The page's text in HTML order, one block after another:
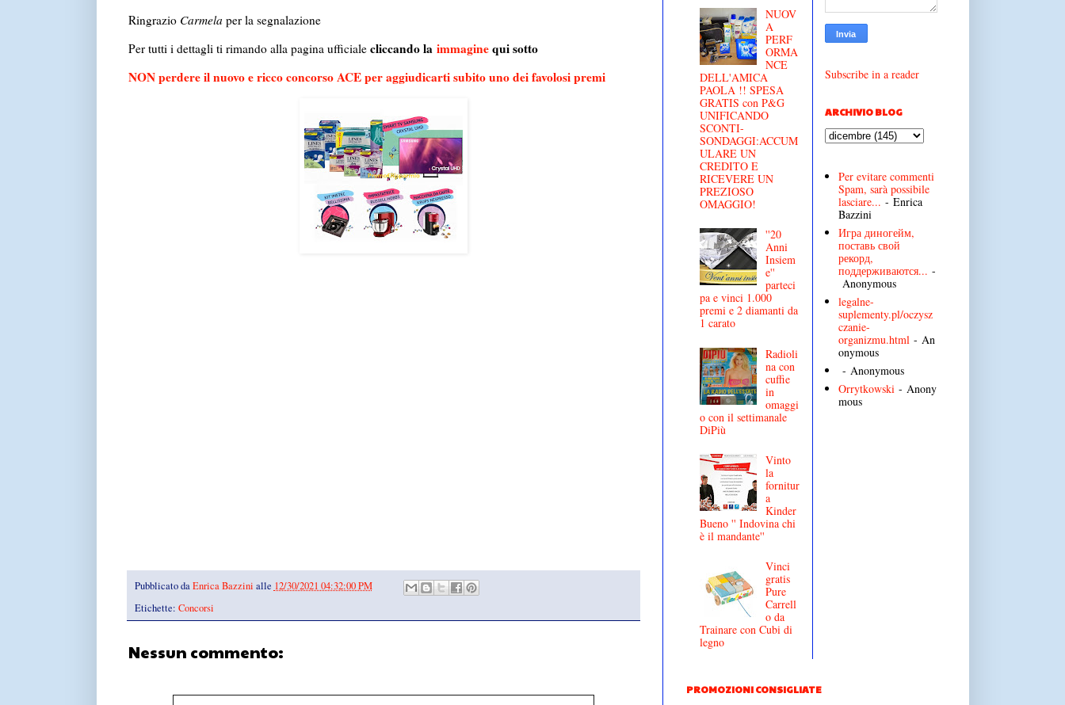
Ringrazio Carmela per la segnalazione
Per tutti i dettagli ti rimando alla pagina ufficiale cliccando la immaginequi sotto
NON perdere il nuovo e ricco concorso ACE per aggiudicarti subito uno dei favolosi premi
Pubblicato daEnrica Bazzini alle 12/30/2021 04:32:00 PM
Etichette: Concorsi
Nessun commento:
NUOV
A
PERF
ORMA
NCE
DELL'AMICA
PAOLA !! SPESA
GRATIS con P&G
UNIFICANDO
SCONTI-
SONDAGGI:ACCUM
ULARE UN
CREDITO E
RICEVERE UN
PREZIOSO
OMAGGIO!
''20
Anni
Insiem
e''
parteci
pa e vinci 1.000
premi e 2 diamanti da
1 carato
Radioli
na con
cuffie
in
omaggi
o con il settimanale
DiPiù
Vinto
la
fornitur
a
Kinder
Bueno '' Indovina chi
è il mandante''
Vinci
gratis
Pure
Carrell
o da
Trainare con Cubi di
legno
Subscribe in a reader
ARCHIVIO BLOG
Per evitare commenti
Spam, sarà possibile
lasciare... - Enrica
Bazzini
Игра диногейм,
поставь свой
рекорд,
поддерживаются... -
Anonymous
legalne-
suplementy.pl/oczysz
czanie-
organizmu.html - An
onymous
- Anonymous
Orrytkowski - Anony
mous
PROMOZIONI CONSIGLIATE